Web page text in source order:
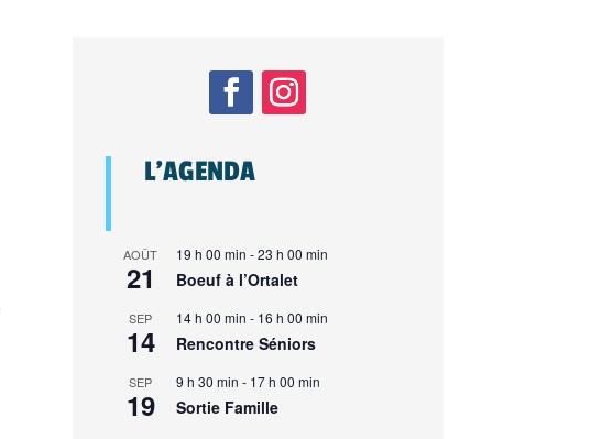
L’AGENDA
AOÛT
21
19 h 00 min -23 h 00 min
Boeuf à l’Ortalet
SEP
14
14 h 00 min - 16 h 00 min
Rencontre Séniors
SEP
19
9 h 30 min - 17 h 00 min
Sortie Famille